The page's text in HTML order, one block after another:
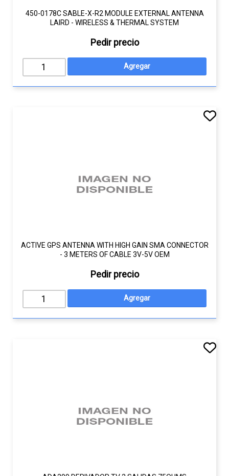
450-0178C SABLE-X-R2 MODULE EXTERNAL ANTENNA
LAIRD - WIRELESS & THERMAL SYSTEM
Pedir precio
ACTIVE GPS ANTENNA WITH HIGH GAIN SMA CONNECTOR
- 3 METERS OF CABLE 3V-5V OEM
Pedir precio